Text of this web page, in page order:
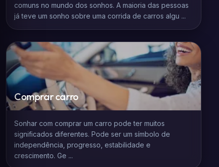
comuns no mundo dos sonhos. A maioria das pessoas
já teve um sonho sobre uma corrida de carros algu ...
Comprar carro
Sonhar com comprar um carro pode ter muitos
significados diferentes. Pode ser um símbolo de
independência, progresso, estabilidade e
crescimento. Ge ...